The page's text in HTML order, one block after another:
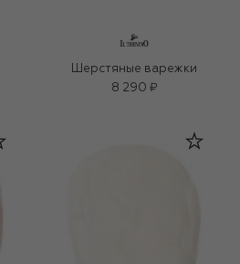
Шерстяные варежки
8 290 ₽